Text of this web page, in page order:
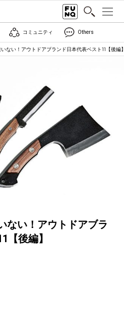
コミュニティ Others
ない！アウトドアブランド日本代表ベスト11【後編
ない！アウトドアブラ
【後編】